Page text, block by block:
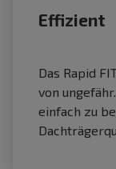
Effizient
Das Rapid
von
einfach zu